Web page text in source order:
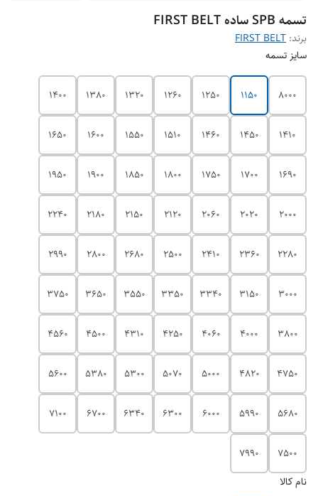
تسمه SPB ساده FIRST BELT
برند: FIRST BELT
سایز تسمه
8000
1150
1250
1260
1320
1380
1400
1410
1450
1460
1510
1550
1600
1650
1690
1700
1750
1800
1850
1900
1950
2000
2020
2060
2120
2150
2180
2240
2280
2360
2410
2500
2680
2800
2990
3000
3150
3340
3350
3550
3650
3750
3800
4000
4060
4250
4310
4500
4560
4750
4820
5000
5070
5300
5380
5600
5680
5990
6000
6300
6340
6700
7100
7500
7990
نام کالا